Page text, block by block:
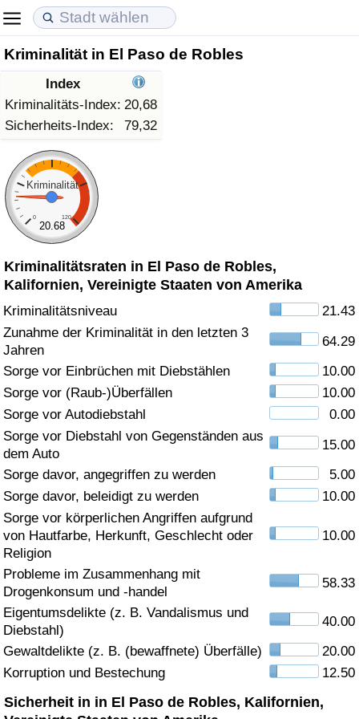
Kriminalität in El Paso de Robles
Index
Kriminalitäts-Index: 20,68
Sicherheits-Index:
79,32
Kriminalität
0 120
20.68
Kriminalitätsraten in El Paso de Robles,
Kalifornien, Vereinigte Staaten von Amerika
Kriminalitätsniveau
21.43
Zunahme der Kriminalität in den letzten 3
Jahren
64.29
Sorge vor Einbrüchen mit Diebstählen
10.00
Sorge vor (Raub-)Überfällen
10.00
Sorge vor Autodiebstahl
0.00
Sorge vor Diebstahl von Gegenständen aus
dem Auto
15.00
Sorge davor, angegriffen zu werden
5.00
Sorge davor, beleidigt zu werden
10.00
Sorge vor körperlichen Angriffen aufgrund
von Hautfarbe, Herkunft, Geschlecht oder
Religion
10.00
Probleme im Zusammenhang mit
Drogenkonsum und -handel
58.33
Eigentumsdelikte (z. B. Vandalismus und
Diebstahl)
40.00
Gewaltdelikte (z. B. (bewaffnete) Überfälle)
20.00
Korruption und Bestechung
12.50
Sicherheit in in El Paso de Robles, Kalifornien,
Lebenshaltungskosten
Lebenshaltungskosten-Index (aktuell)
Lebenshaltungskosten-Index
Lebenshaltungskosten-Index nach Land
in Akaba
Immobilienpreise
Immobilienpreis-Index (aktuell)
Immobilienpreis-Index
Immobilienpreis-Index nach Land
Lebensqualität
Lebensqualität-Index
Lebensqualität-Index (aktuell)
Lebensqualitätsindex nach Land
Kriminalität
Kriminalitäts-Index (aktuell)
Kriminalitäts-Index
Kriminalitätsindex nach Land
Gesundheitsversorgung
Gesundheitsversorgungs-Index (aktuell)
Gesundheitsversorgungs-Index
Gesundheitsversorgungs-Index nach Land
Umweltverschmutzung
Umweltverschmutzungs-Index (aktuell)
Verschmutzungsindex
Umweltverschmutzungs-Index nach Land
Verkehr